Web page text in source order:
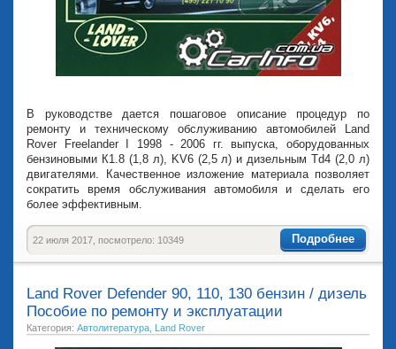
В руководстве дается пошаговое описание процедур по
ремонту и техническому обслуживанию автомобилей Land
Rover Freelander I 1998 - 2006 гг. выпуска, оборудованных
бензиновыми К1.8 (1,8 л), KV6 (2,5 л) и дизельным Td4 (2,0 л)
двигателями. Качественное изложение материала позволяет
сократить время обслуживания автомобиля и сделать его
более эффективным.
Подробнее
22 июля 2017, посмотрело: 10349
Land Rover Defender 90, 110, 130 бензин / дизель
Пособие по ремонту и эксплуатации
Категория: Автолитература Land Rover